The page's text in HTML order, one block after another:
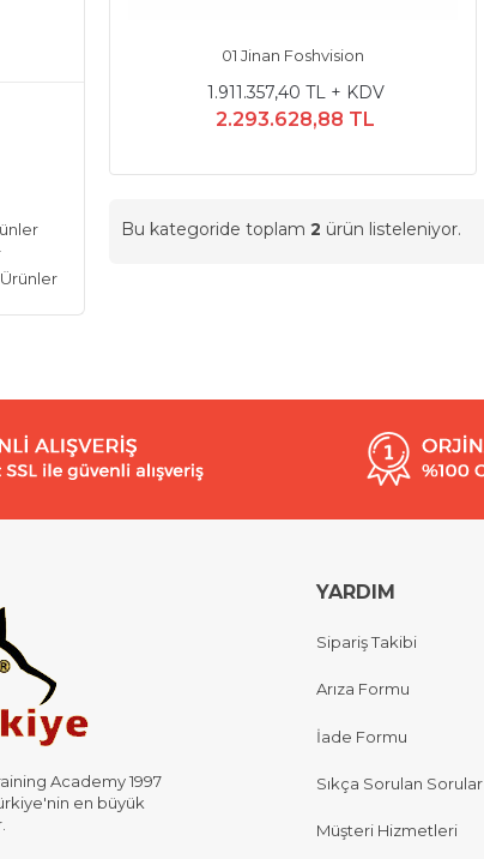
01 Jinan Foshvision
1.911.357,40 TL + KDV
2.293.628,88 TL
Bu kategoride toplam 2 ürün listeleniyor.
Academy 1997
en büyük
YARDIM
Sipariş Takibi
Arıza Formu
İade Formu
Sıkça Sorulan Sorular
Müşteri Hizmetleri